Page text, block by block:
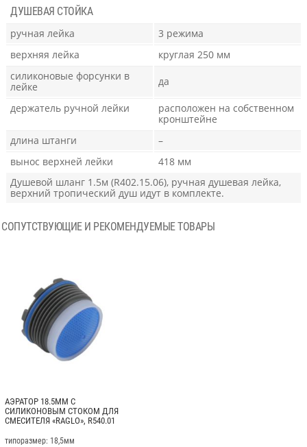
ДУШЕВАЯ СТОЙКА
ручная лейка
3 режима
верхняя лейка
круглая 250 мм
силиконовые форсунки в
лейке
да
держатель ручной лейки
расположен на собственном
кронштейне
длина штанги
–
вынос верхней лейки
418 мм
Душевой шланг 1.5м (R402.15.06), ручная душевая лейка,
верхний тропический душ идут в комплекте.
СОПУТСТВУЮЩИЕ И РЕКОМЕНДУЕМЫЕ ТОВАРЫ
АЭРАТОР 18.5ММ С
СИЛИКОНОВЫМ СТОКОМ ДЛЯ
СМЕСИТЕЛЯ «RAGLO», R540.01
типоразмер: 18,5мм